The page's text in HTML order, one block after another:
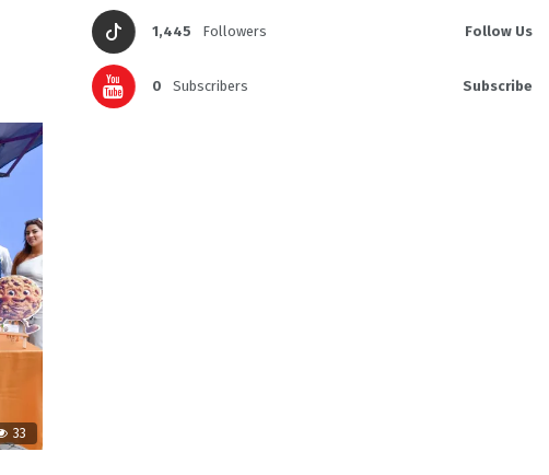
33
1,445 Followers Follow Us
0 Subscribers Subscribe